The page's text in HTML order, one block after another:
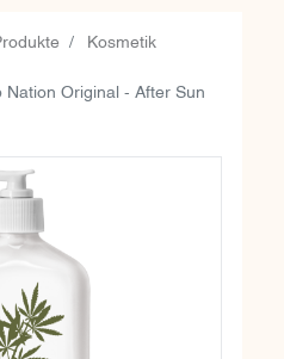
Kosmetik
Nation Original - After Sun